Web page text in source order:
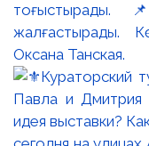
тоғыстырады.
жалғастырады.
Оксана Танская.